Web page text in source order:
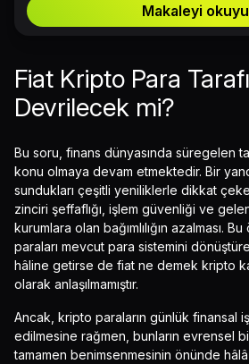
Makaleyi
Fiat Kripto Para
Devrilecek mi?
Bu soru, finans dünyasında süregelen
konu olmaya devam etmektedir. Bir
sundukları çeşitli yeniliklerle dikkat
zinciri şeffaflığı, işlem güvenliği ve
kurumlara olan bağımlılığın azalması.
paraları mevcut para sistemini
hâline getirse de fiat ne demek kripto
olarak anlaşılmamıştır.
Ancak, kripto paraların günlük finansal
edilmesine rağmen, bunların evrensel
tamamen benimsenmesinin önünde